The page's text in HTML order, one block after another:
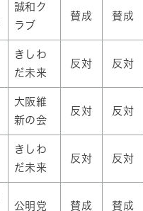
誠和ク
ラブ
賛成 賛成
きしわ
だ未来
反対 反対
大阪維
新の会
反対 反対
きしわ
だ未来
反対 反対
公明党 賛成 賛成